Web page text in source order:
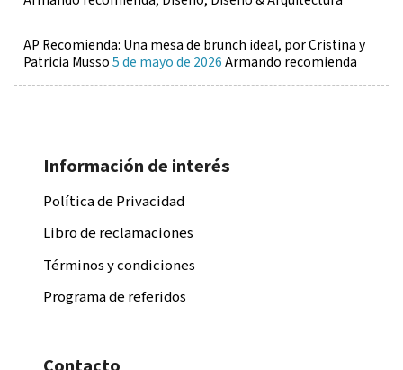
AP Recomienda: Una mesa de brunch ideal, por Cristina y
Patricia Musso5 de mayo de 2026Armando recomienda
Información de interés
Política de Privacidad
Libro de reclamaciones
Términos y condiciones
Programa de referidos